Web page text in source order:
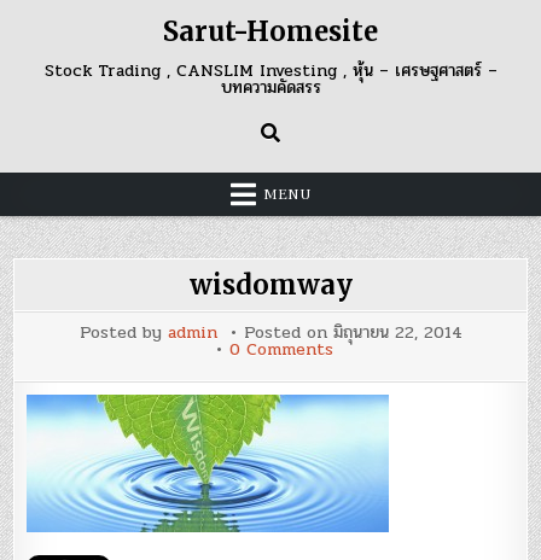
content
Sarut-Homesite
Stock Trading , CANSLIM Investing , หุ้น – เศรษฐศาสตร์ –
บทความคัดสรร
MENU
wisdomway
Posted by admin Posted on มิถุนายน 22, 2014
0 Commentson